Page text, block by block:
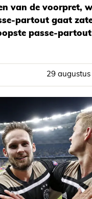
van de voorpret,
partout gaat
passe-
29